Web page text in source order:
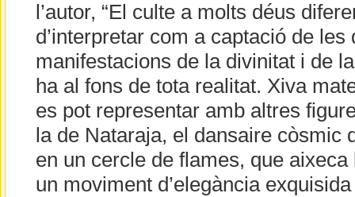
l’autor, “El culte a molts déus
d’interpretar com a captació de les
manifestacions de la divinitat i de
ha al fons de tota realitat. Xiva
es pot representar amb altres
la de Nataraja, el dansaire còsmic
en un cercle de flames, que
un moviment d’elegància